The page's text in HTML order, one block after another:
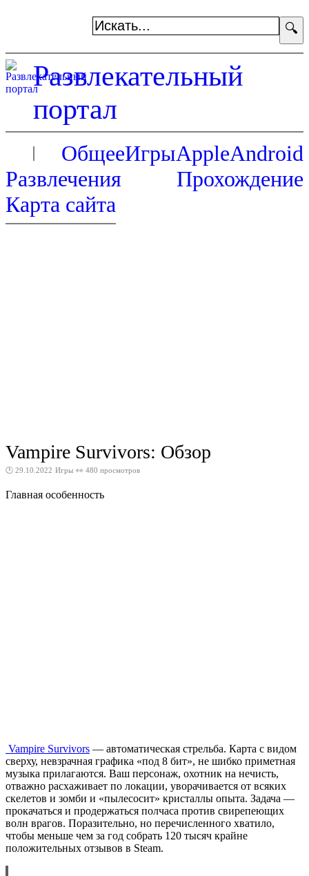
🔍
Развлекательный
портал
ОбщееИгрыAppleAndroid
Развлечения
Прохождение
Карта сайта
Vampire Survivors: Обзор
🕑 29.10.2022 Игры 👀 480 просмотров
Главная особенность
Vampire Survivors — автоматическая стрельба. Карта с видом
сверху, невзрачная графика «под 8 бит», не шибко приметная
музыка прилагаются. Ваш персонаж, охотник на нечисть,
отважно расхаживает по локации, уворачивается от всяких
скелетов и зомби и «пылесосит» кристаллы опыта. Задача —
прокачаться и продержаться полчаса против свирепеющих
волн врагов. Поразительно, но перечисленного хватило,
чтобы меньше чем за год собрать 120 тысяч крайне
положительных отзывов в Steam.